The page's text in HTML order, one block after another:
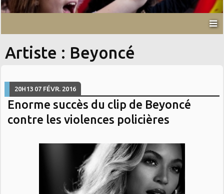
Artiste : Beyoncé
20H13 07 FÉVR. 2016
Enorme succès du clip de Beyoncé
contre les violences policières